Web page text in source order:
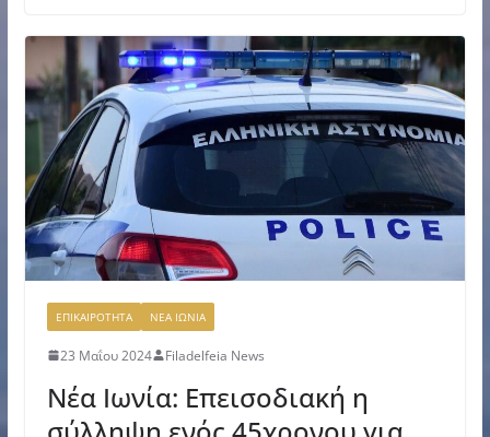
ΕΠΙΚΑΙΡΟΤΗΤΑ ΝΕΑ ΙΩΝΙΑ
23 Μαΐου 2024 Filadelfeia News
Νέα Ιωνία: Επεισοδιακή η